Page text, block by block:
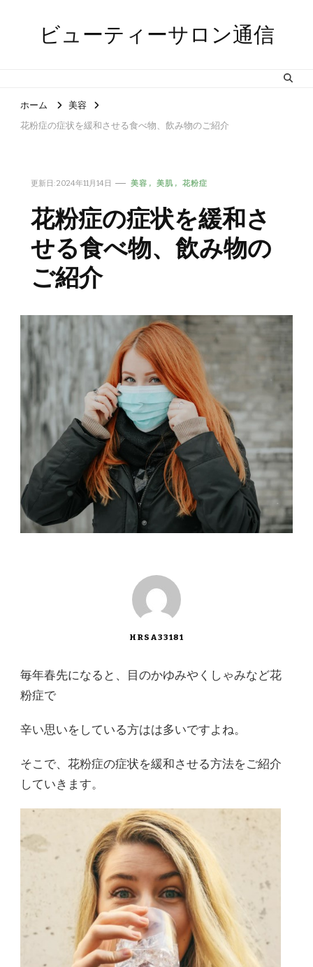
ビューティーサロン通信
ホーム
美容
花粉症の症状を緩和させる食べ物、飲み物のご紹介
更新日:2024年11月14日 美容 美肌 花粉症
花粉症の症状を緩和さ
せる食べ物、飲み物の
ご紹介
HRSA33181
毎年春先になると、目のかゆみやくしゃみなど花
粉症で
辛い思いをしている方はは多いですよね。
そこで、花粉症の症状を緩和させる方法をご紹介
していきます。